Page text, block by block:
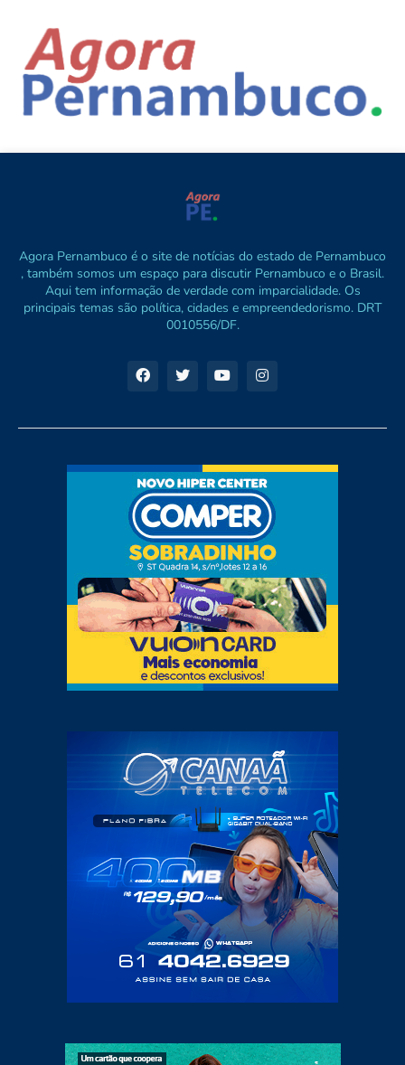
Agora Pernambuco é o site de notícias do estado de Pernambuco
, também somos um espaço para discutir Pernambuco e o Brasil.
Aqui tem informação de verdade com imparcialidade. Os
principais temas são política, cidades e empreendedorismo. DRT
0010556/DF.